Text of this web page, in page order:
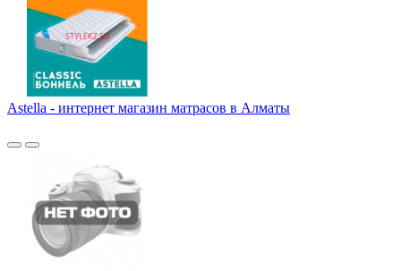
Astella - интернет магазин матрасов в Алматы